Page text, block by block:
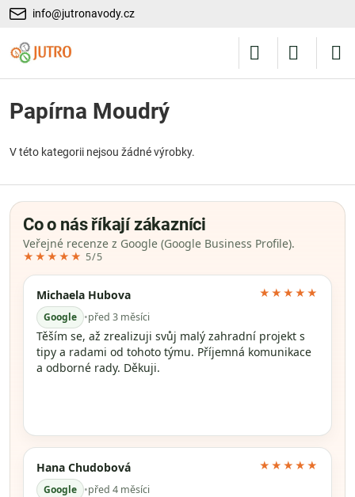
info@jutronavody.cz
Papírna Moudrý
V této kategorii nejsou žádné výrobky.
Co o nás říkají zákazníci
Veřejné recenze z Google (Google Business Profile).
★★★★★ 5/5
Michaela Hubova
Google •před 3 měsíci
★★★★★
Těším se, až zrealizuji svůj malý zahradní projekt s
tipy a radami od tohoto týmu. Příjemná komunikace
a odborné rady. Děkuji.
Hana Chudobová
Google •před 4 měsíci
★★★★★